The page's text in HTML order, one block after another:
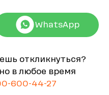
WhatsApp
откликнуться?
в любое время
600-44-27